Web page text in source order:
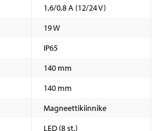
1,6/0,8 A (12/24 V)
19 W
IP65
140 mm
140 mm
Magneettikiinnike
LED (8 st.)